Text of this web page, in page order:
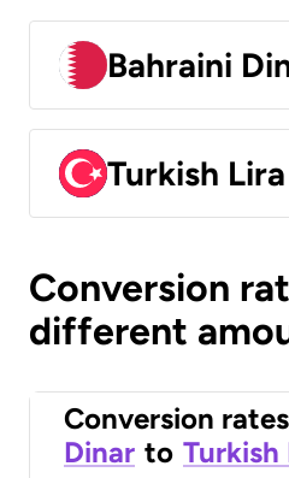
Bahraini
Turkish
Conversion
different
Conversion rates
Dinar to Turkish